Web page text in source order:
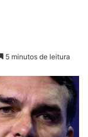
5 minutos de leitura